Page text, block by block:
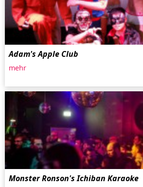
Adam's Apple Club
mehr
Monster Ronson's Ichiban Karaoke